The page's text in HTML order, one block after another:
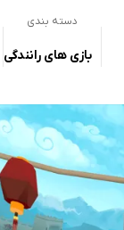
دسته بندی
بازی های رانندگی